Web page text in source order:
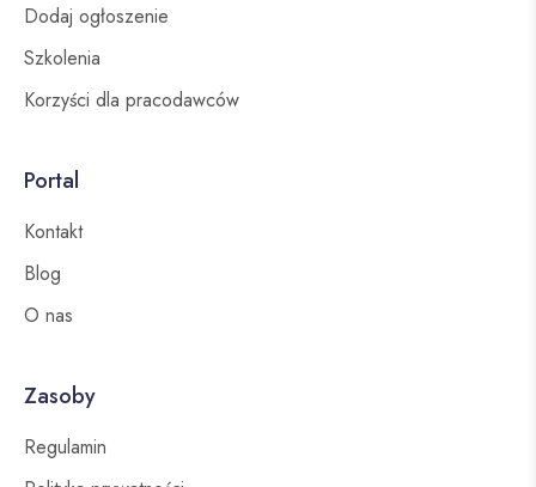
Dodaj ogłoszenie
Szkolenia
Korzyści dla pracodawców
Portal
Kontakt
Blog
O nas
Zasoby
Regulamin